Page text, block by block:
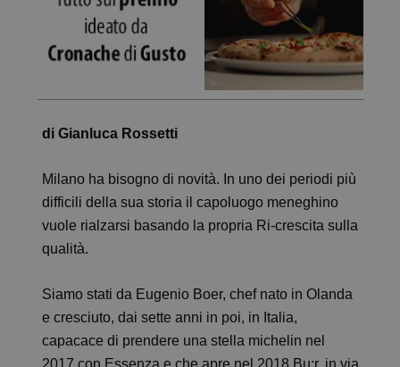
di Gianluca Rossetti
Milano ha bisogno di novità. In uno dei periodi più
difficili della sua storia il capoluogo meneghino
vuole rialzarsi basando la propria Ri-crescita sulla
qualità.
Siamo stati da Eugenio Boer, chef nato in Olanda
e cresciuto, dai sette anni in poi, in Italia,
capacace di prendere una stella michelin nel
2017 con Essenza e che apre nel 2018 Bu:r, in via